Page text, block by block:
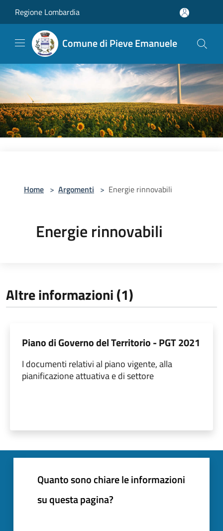
Regione Lombardia
Comune di Pieve Emanuele
Home > Argomenti > Energie rinnovabili
Energie rinnovabili
Altre informazioni (1)
Piano di Governo del Territorio - PGT 2021
I documenti relativi al piano vigente, alla
pianificazione attuativa e di settore
Quanto sono chiare le informazioni
su questa pagina?